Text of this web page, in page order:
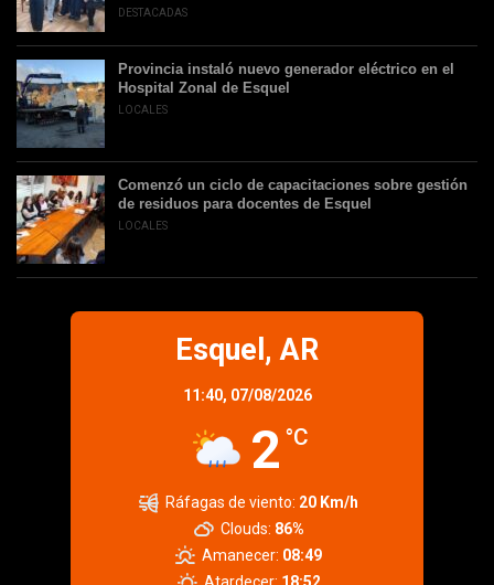
DESTACADAS
Provincia instaló nuevo generador eléctrico en el
Hospital Zonal de Esquel
LOCALES
Comenzó un ciclo de capacitaciones sobre gestión
de residuos para docentes de Esquel
LOCALES
Esquel, AR
11:40, 07/08/2026
2 °C
Ráfagas de viento: 20 Km/h
Clouds: 86%
Amanecer: 08:49
Atardecer: 18:52